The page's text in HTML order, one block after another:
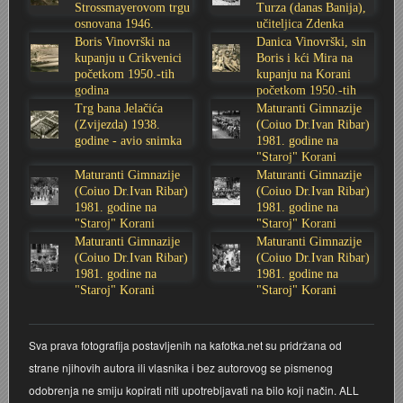
Stoljetna poplava 1939.
Tvornica potkivačkih čavala Mustad-Karlovac
Boksački klub Velebit
Bijelo dugme
Banija - poplava 4. 12. 1966.
Auto cross
AMD Zanatlija
Adamo klub
8. slet Bratstva i jedinstva 13. lipnja 1965. godine
Lovni i ribolovni turizam
Mala scena 1987. - Le Cinema
Mala scena Hrvatskog doma
Marina Perazić, Davor Tolja (Denis&Denis) i Edi
Maturanti Gimnazije 1988. godine
Motocross
NULA
Nepokoreni grad - Trojanski konj (epizoda)
Novogodišnje čestitke
PUNK
Zavjet Petra Grgeca - 1998.
Škola plivanja Patkica
Mimohod 23. kolovoza 1995.
Ekonomska škola - ratne godine
Dubravko Halovanić - Ratne godine
Frizerski salon Gerber (Kopf) - utemeljen 1924.
Gimnazijska i Ekonomska zbornica - Igor Mihelić
INKASATOR
Karlovački fotograf Josip Žunić
Obitelj Klemenčić
Krešimir Botković - RAZGLEDNICE
Krešimir Perušić - Nogomet
KUD REČICA
Mery Berti - karlovačka Žuži
Strossmayerovom trgu
osnovana 1946.
godine
Turza (danas Banija),
učiteljica Zdenka
Sabolić
Boris Vinovrški na
kupanju u Crikvenici
početkom 1950.-tih
godina
Danica Vinovrški, sin
Boris i kći Mira na
kupanju na Korani
početkom 1950.-tih
godina
Trg bana Jelačića
(Zvijezda) 1938.
godine - avio snimka
Maturanti Gimnazije
(Coiuo Dr.Ivan Ribar)
1981. godine na
"Staroj" Korani
Maturanti Gimnazije
(Coiuo Dr.Ivan Ribar)
1981. godine na
"Staroj" Korani
Maturanti Gimnazije
(Coiuo Dr.Ivan Ribar)
1981. godine na
"Staroj" Korani
Maturanti Gimnazije
(Coiuo Dr.Ivan Ribar)
1981. godine na
"Staroj" Korani
Maturanti Gimnazije
(Coiuo Dr.Ivan Ribar)
1981. godine na
"Staroj" Korani
Sva prava fotografija postavljenih na kafotka.net su pridržana od
strane njihovih autora ili vlasnika i bez autorovog se pismenog
odobrenja ne smiju kopirati niti upotrebljavati na bilo koji način. ALL